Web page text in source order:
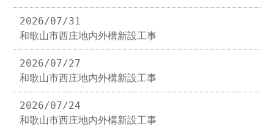
2026/07/31
和歌山市西庄地内外構新設工事
2026/07/27
和歌山市西庄地内外構新設工事
2026/07/24
和歌山市西庄地内外構新設工事